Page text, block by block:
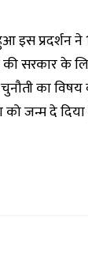
प्रदर्शन ने
की सरकार के
का
को जन्म दे दिया